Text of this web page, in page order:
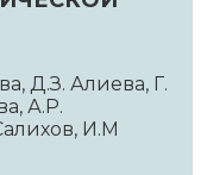
Д.З. Алиева, Г.
А.Р.
И.М